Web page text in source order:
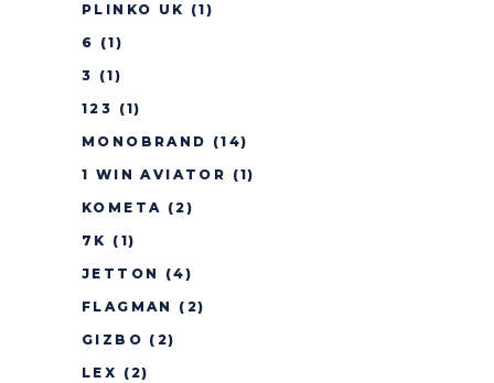
PLINKO UK (1)
6 (1)
3 (1)
123 (1)
MONOBRAND (14)
1 WIN AVIATOR (1)
KOMETA (2)
7K (1)
JETTON
(4)
FLAGMAN
(2)
GIZBO (2)
LEX (2)